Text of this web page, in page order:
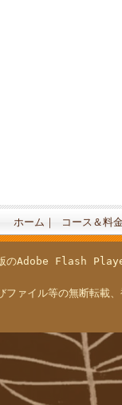
ホーム ｜ コース＆料
版のAdobe Flash
ファイル等の無断転載